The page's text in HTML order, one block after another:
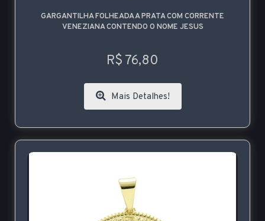
GARGANTILHA FOLHEADA A PRATA COM CORRENTE
VENEZIANA CONTENDO O NOME JESUS
R$ 76,80
Mais Detalhes!